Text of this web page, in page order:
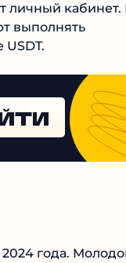
личный кабинет.
выполнять
года.